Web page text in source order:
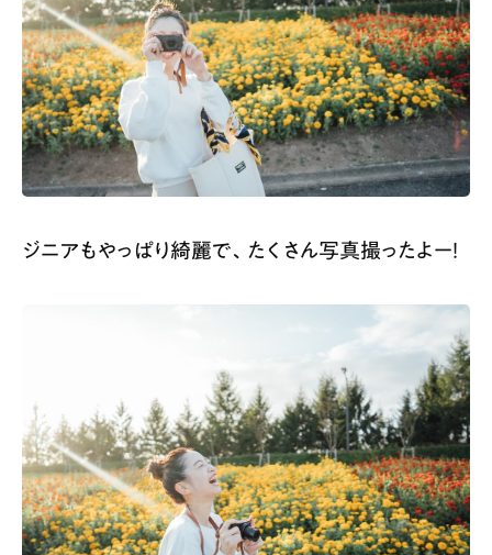
ジニアもやっぱり綺麗で、たくさん写真撮ったよー！